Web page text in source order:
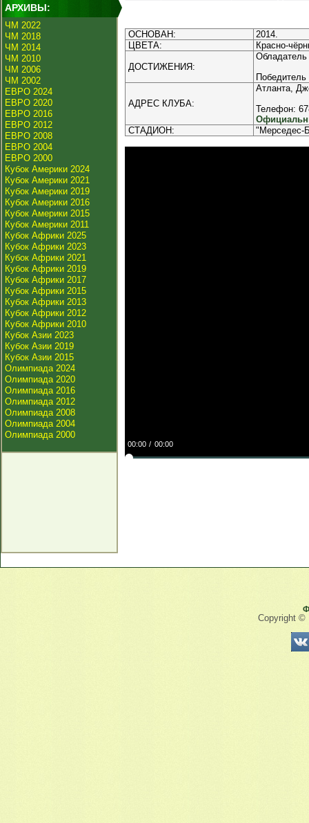
АРХИВЫ:
ЧМ 2022
ЧМ 2018
ЧМ 2014
ЧМ 2010
ЧМ 2006
ЧМ 2002
ЕВРО 2024
ЕВРО 2020
ЕВРО 2016
ЕВРО 2012
ЕВРО 2008
ЕВРО 2004
ЕВРО 2000
Кубок Америки 2024
Кубок Америки 2021
Кубок Америки 2019
Кубок Америки 2016
Кубок Америки 2015
Кубок Америки 2011
Кубок Африки 2025
Кубок Африки 2023
Кубок Африки 2021
Кубок Африки 2019
Кубок Африки 2017
Кубок Африки 2015
Кубок Африки 2013
Кубок Африки 2012
Кубок Африки 2010
Кубок Азии 2023
Кубок Азии 2019
Кубок Азии 2015
Олимпиада 2024
Олимпиада 2020
Олимпиада 2016
Олимпиада 2012
Олимпиада 2008
Олимпиада 2004
Олимпиада 2000
ОСНОВАН:
2014.
ЦВЕТА:
Красно-
ДОСТИЖЕНИЯ:
Обладатель
АДРЕС КЛУБА:
Атланта,
Телефон:
СТАДИОН:
"Мерседес-
00:00 00:00
Copyright ©